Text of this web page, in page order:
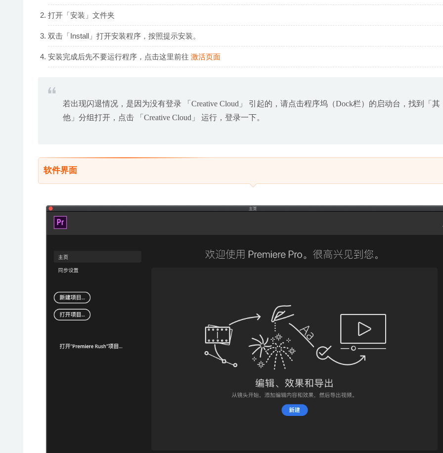
打开「安装」文件夹
双击「Install」打开安装程序，按照提示安装。
安装完成后先不要运行程序，点击这里前往 激活页面
若出现闪退情况，是因为没有登录 「Creative Cloud」 引起的，请点击程序坞（Dock栏）的启动台，找到「其
他」分组打开，点击 「Creative Cloud」 运行，登录一下。
软件界面